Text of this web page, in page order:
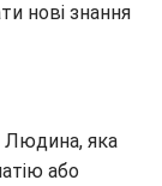
нові знання
Людина, яка
або